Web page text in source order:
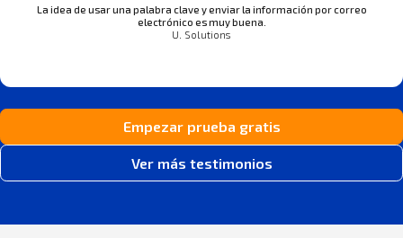
La idea de usar una palabra clave y enviar la información por correo
electrónico es muy buena.
U. Solutions
Empezar prueba gratis
Ver más testimonios